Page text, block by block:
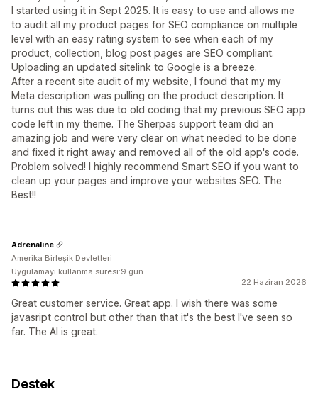
I started using it in Sept 2025. It is easy to use and allows me
to audit all my product pages for SEO compliance on multiple
level with an easy rating system to see when each of my
product, collection, blog post pages are SEO compliant.
Uploading an updated sitelink to Google is a breeze.
After a recent site audit of my website, I found that my my
Meta description was pulling on the product description. It
turns out this was due to old coding that my previous SEO app
code left in my theme. The Sherpas support team did an
amazing job and were very clear on what needed to be done
and fixed it right away and removed all of the old app's code.
Problem solved! I highly recommend Smart SEO if you want to
clean up your pages and improve your websites SEO. The
Best!!
22 Haziran 2026
Great customer service. Great app. I wish there was some
javasript control but other than that it's the best I've seen so
far. The AI is great.
Adrenaline
Amerika Birleşik Devletleri
Uygulamayı kullanma süresi:9 gün
Destek